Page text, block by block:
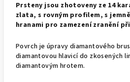
Prsteny jsou zhotoveny ze 14
zlata, s rovným profilem, s
hranami pro zamezení zranění
Povrch je úpravy diamantového
diamantovou hlavicí do zkosených
diamantovým hrotem.